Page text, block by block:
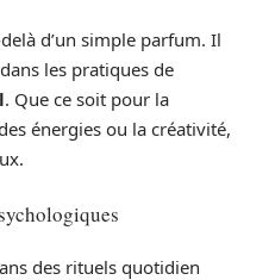
d’un simple parfum. Il
les pratiques de
. Que ce soit pour la
énergies ou la créativité,
des rituels quotidien